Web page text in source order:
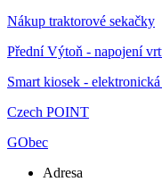
Nákup traktorové sekačky
Přední Výtoň - napojení
Smart kiosek -
Czech POINT
GObec
Adresa